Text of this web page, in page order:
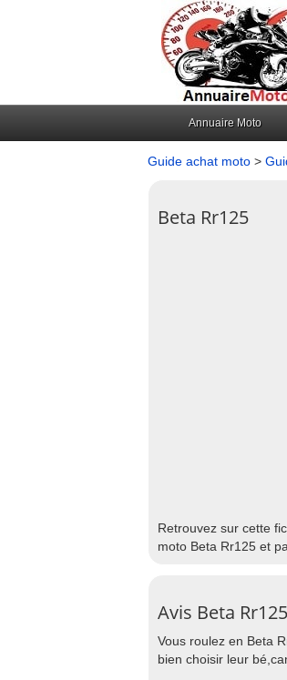
Annuaire Moto
Guide achat moto >
Beta Rr125
Retrouvez sur cette
moto Beta Rr125 et
Avis Beta Rr125
Vous roulez en Beta
bien choisir leur